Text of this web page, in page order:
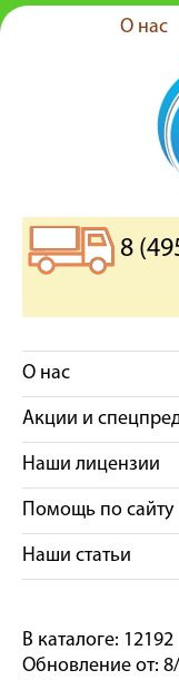
О нас
8
О нас
Акции и
Наши лицензии
Помощь по сайту
Наши статьи
В каталоге: 12192
Обновление от: